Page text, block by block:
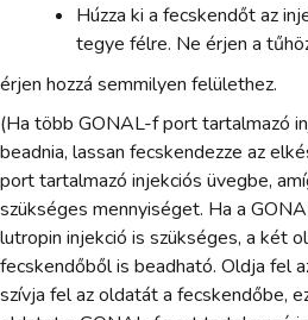
Húzza ki a fecskendőt az
tegye félre. Ne érjen a
érjen hozzá semmilyen felülethez.
(Ha több GONAL-f port tartalmazó
beadnia, lassan fecskendezze az
port tartalmazó injekciós üvegbe,
szükséges mennyiséget. Ha a
lutropin injekció is szükséges, a két
fecskendőből is beadható. Oldja fel
szívja fel az oldatát a fecskendőbe,